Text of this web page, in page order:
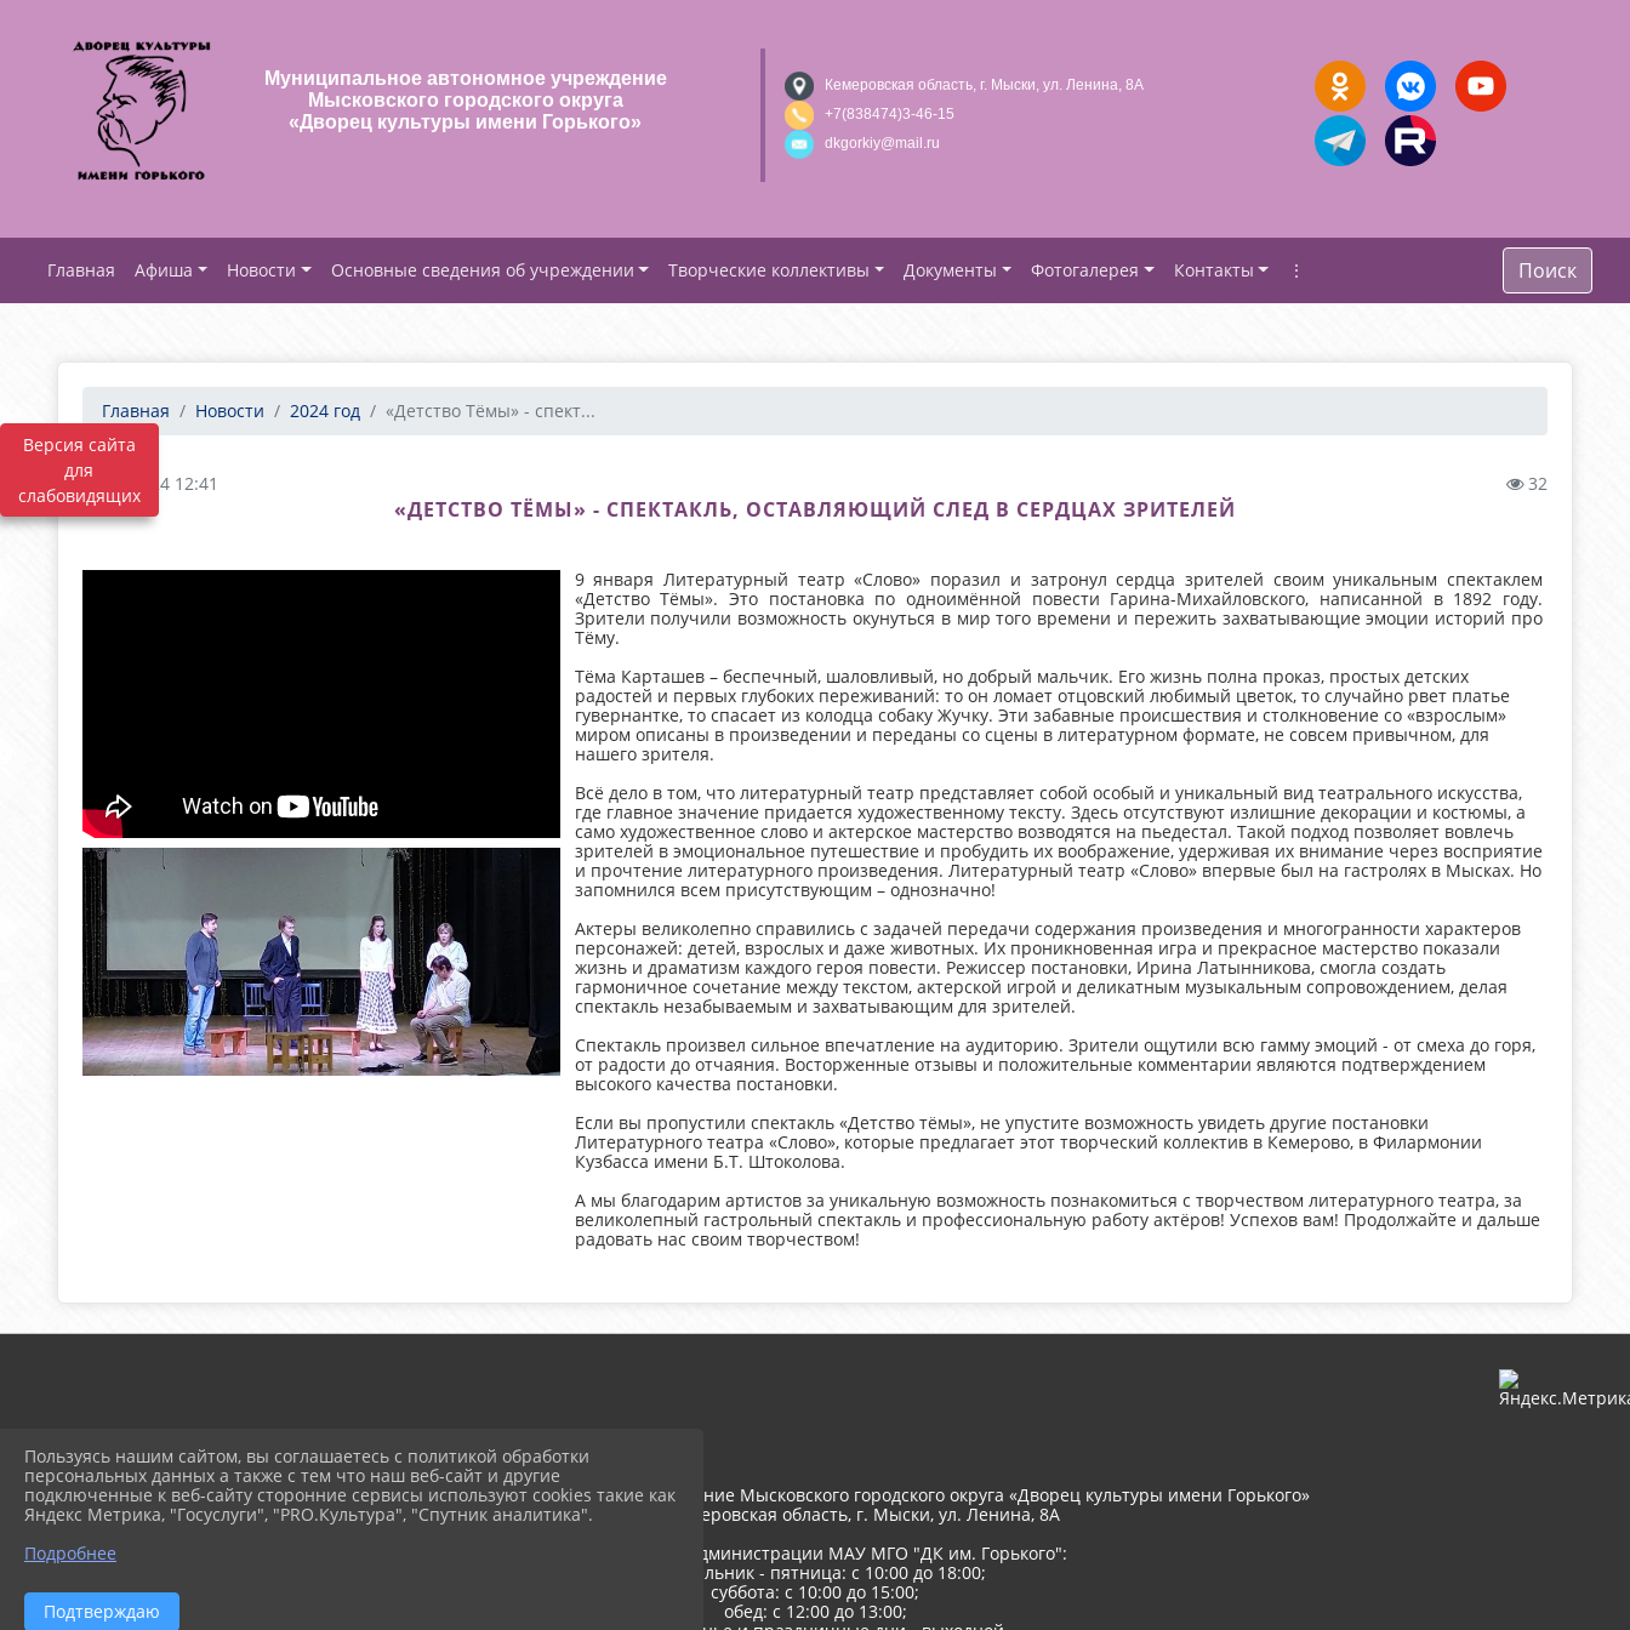
Версия сайта
для
слабовидящих
Муниципальное автономное учреждение
Мысковского городского округа
«Дворец культуры имени Горького»
Кемеровская область, г. Мыски, ул. Ленина, 8А
+7(838474)3-46-15
dkgorkiy@mail.ru
Афиша Новости Основные сведения об учреждении Творческие коллективы Документы Фотогалерея Контакты ⋮ Поиск
Главная Новости 2024 год «Детство Тёмы» - спект...
09.01.2024 12:41 32
«ДЕТСТВО ТЁМЫ» - СПЕКТАКЛЬ, ОСТАВЛЯЮЩИЙ СЛЕД В СЕРДЦАХ ЗРИТЕЛЕЙ
9 января Литературный театр «Слово» поразил и затронул сердца зрителей своим уникальным спектаклем
«Детство Тёмы». Это постановка по одноимённой повести Гарина-Михайловского, написанной в 1892 году.
Зрители получили возможность окунуться в мир того времени и пережить захватывающие эмоции историй про
Тёму.
Тёма Карташев – беспечный, шаловливый, но добрый мальчик. Его жизнь полна проказ, простых детских
радостей и первых глубоких переживаний: то он ломает отцовский любимый цветок, то случайно рвет платье
гувернантке, то спасает из колодца собаку Жучку. Эти забавные происшествия и столкновение со «взрослым»
миром описаны в произведении и переданы со сцены в литературном формате, не совсем привычном, для
нашего зрителя.
Всё дело в том, что литературный театр представляет собой особый и уникальный вид театрального искусства,
где главное значение придается художественному тексту. Здесь отсутствуют излишние декорации и костюмы, а
само художественное слово и актерское мастерство возводятся на пьедестал. Такой подход позволяет вовлечь
зрителей в эмоциональное путешествие и пробудить их воображение, удерживая их внимание через восприятие
и прочтение литературного произведения. Литературный театр «Слово» впервые был на гастролях в Мысках. Но
запомнился всем присутствующим – однозначно!
Актеры великолепно справились с задачей передачи содержания произведения и многогранности характеров
персонажей: детей, взрослых и даже животных. Их проникновенная игра и прекрасное мастерство показали
жизнь и драматизм каждого героя повести. Режиссер постановки, Ирина Латынникова, смогла создать
гармоничное сочетание между текстом, актерской игрой и деликатным музыкальным сопровождением, делая
спектакль незабываемым и захватывающим для зрителей.
Спектакль произвел сильное впечатление на аудиторию. Зрители ощутили всю гамму эмоций - от смеха до горя,
от радости до отчаяния. Восторженные отзывы и положительные комментарии являются подтверждением
высокого качества постановки.
Если вы пропустили спектакль «Детство тёмы», не упустите возможность увидеть другие постановки
Литературного театра «Слово», которые предлагает этот творческий коллектив в Кемерово, в Филармонии
Кузбасса имени Б.Т. Штоколова.
А мы благодарим артистов за уникальную возможность познакомиться с творчеством литературного театра, за
великолепный гастрольный спектакль и профессиональную работу актёров! Успехов вам! Продолжайте и дальше
радовать нас своим творчеством!
© 2025 Муниципальное автономное учреждение Мысковского городского округа «Дворец культуры имени Горького»
652845, РФ, Кемеровская область, г. Мыски, ул. Ленина, 8A
Режим работы администрации МАУ МГО "ДК им. Горького":
понедельник - пятница: с 10:00 до 18:00;
суббота: с 10:00 до 15:00;
обед: с 12:00 до 13:00;
Пользуясь нашим сайтом, вы соглашаетесь с политикой обработки
персональных данных а также с тем что наш веб-сайт и другие
подключенные к веб-сайту сторонние сервисы используют cookies такие как
Яндекс Метрика, "Госуслуги", "PRO.Культура", "Спутник аналитика".
Подробнее
Подтверждаю